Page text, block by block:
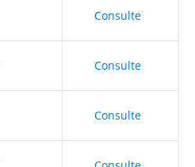
Consulte
Consulte
Consulte